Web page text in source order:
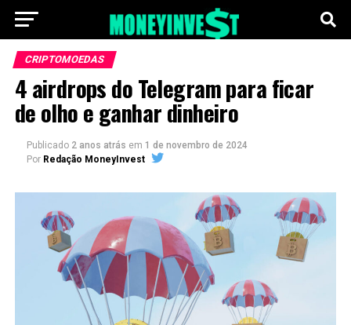
CRIPTOMOEDAS
4 airdrops do Telegram para ficar
de olho e ganhar dinheiro
Publicado 2 anos atrás em 1 de novembro de 2024
Por Redação MoneyInvest